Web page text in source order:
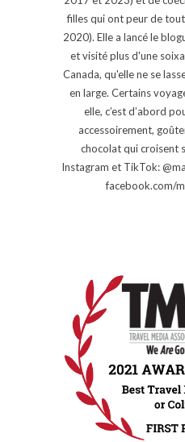
filles qui ont peur de
2020). Elle a lancé le
et visité plus d'une
Canada, qu'elle ne se
en large. Certains
elle, c’est d’abord
accessoirement,
chocolat qui croisent
Instagram et TikTok:
facebook.com/